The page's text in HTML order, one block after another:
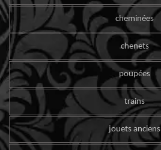
cheminées
chenets
poupées
trains
jouets anciens